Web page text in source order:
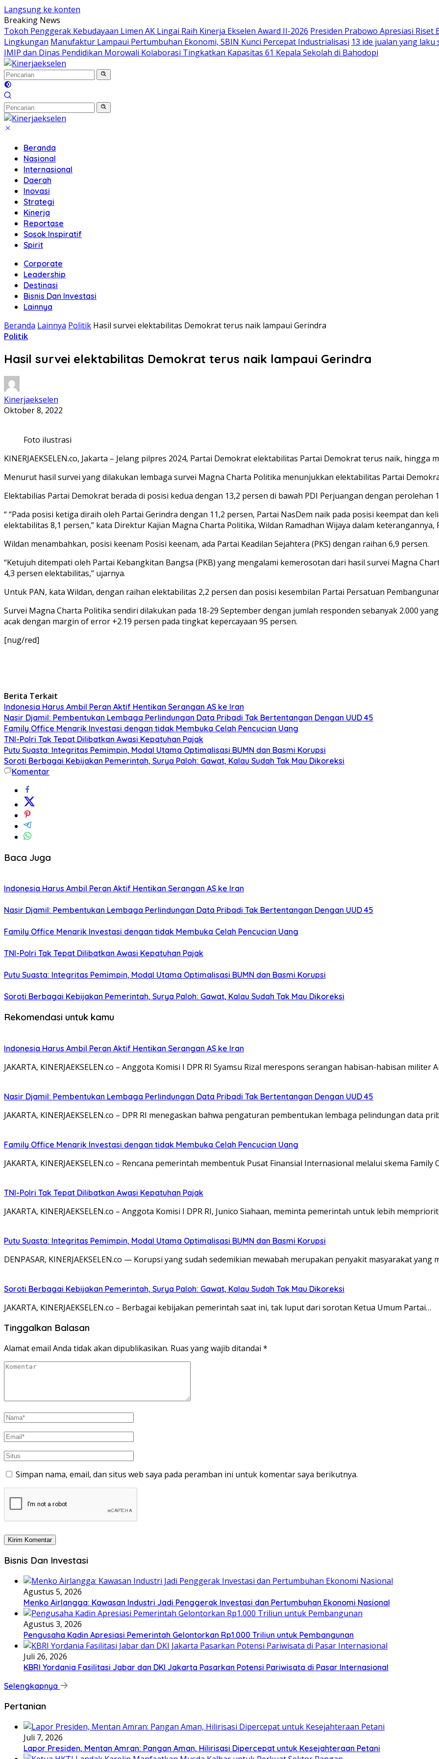
Langsung ke konten
Breaking News
Tokoh Penggerak Kebudayaan Limen AK Lingai Raih Kinerja Ekselen Award II-2026 Presiden Prabowo Apresiasi Riset
Lingkungan Manufaktur Lampaui Pertumbuhan Ekonomi, SBIN Kunci Percepat Industrialisasi 13 ide jualan yang
IMIP dan Dinas Pendidikan Morowali Kolaborasi Tingkatkan Kapasitas 61 Kepala Sekolah di Bahodopi
Beranda
Nasional
Internasional
Daerah
Inovasi
Strategi
Kinerja
Reportase
Sosok Inspiratif
Spirit
Corporate
Leadership
Destinasi
Bisnis Dan Investasi
Lainnya
Beranda Lainnya Politik Hasil survei elektabilitas Demokrat terus naik lampaui Gerindra
Politik
Hasil survei elektabilitas Demokrat terus naik lampaui Gerindra
Kinerjaekselen
Oktober 8, 2022
Foto ilustrasi
KINERJAEKSELEN.co, Jakarta – Jelang pilpres 2024, Partai Demokrat elektabilitas Partai Demokrat terus naik, hingga
Menurut hasil survei yang dilakukan lembaga survei Magna Charta Politika menunjukkan elektabilitas Partai
Elektabilias Partai Demokrat berada di posisi kedua dengan 13,2 persen di bawah PDI Perjuangan dengan perolehan
“ “Pada posisi ketiga diraih oleh Partai Gerindra dengan 11,2 persen, Partai NasDem naik pada posisi keempat dan
elektabilitas 8,1 persen,” kata Direktur Kajian Magna Charta Politika, Wildan Ramadhan Wijaya dalam keterangannya,
Wildan menambahkan, posisi keenam Posisi keenam, ada Partai Keadilan Sejahtera (PKS) dengan raihan 6,9 persen.
“Ketujuh ditempati oleh Partai Kebangkitan Bangsa (PKB) yang mengalami kemerosotan dari hasil survei Magna
4,3 persen elektabilitas,” ujarnya.
Untuk PAN, kata Wildan, dengan raihan elektabilitas 2,2 persen dan posisi kesembilan Partai Persatuan
Survei Magna Charta Politika sendiri dilakukan pada 18-29 September dengan jumlah responden sebanyak 2.000
acak dengan margin of error +2.19 persen pada tingkat kepercayaan 95 persen.
[nug/red]
Berita Terkait
Indonesia Harus Ambil Peran Aktif Hentikan Serangan AS ke Iran
Nasir Djamil: Pembentukan Lembaga Perlindungan Data Pribadi Tak Bertentangan Dengan UUD 45
Family Office Menarik Investasi dengan tidak Membuka Celah Pencucian Uang
TNI-Polri Tak Tepat Dilibatkan Awasi Kepatuhan Pajak
Putu Suasta: Integritas Pemimpin, Modal Utama Optimalisasi BUMN dan Basmi Korupsi
Soroti Berbagai Kebijakan Pemerintah, Surya Paloh: Gawat, Kalau Sudah Tak Mau Dikoreksi
Komentar
Baca Juga
Indonesia Harus Ambil Peran Aktif Hentikan Serangan AS ke Iran
Nasir Djamil: Pembentukan Lembaga Perlindungan Data Pribadi Tak Bertentangan Dengan UUD 45
Family Office Menarik Investasi dengan tidak Membuka Celah Pencucian Uang
TNI-Polri Tak Tepat Dilibatkan Awasi Kepatuhan Pajak
Putu Suasta: Integritas Pemimpin, Modal Utama Optimalisasi BUMN dan Basmi Korupsi
Soroti Berbagai Kebijakan Pemerintah, Surya Paloh: Gawat, Kalau Sudah Tak Mau Dikoreksi
Rekomendasi untuk kamu
Indonesia Harus Ambil Peran Aktif Hentikan Serangan AS ke Iran
JAKARTA, KINERJAEKSELEN.co – Anggota Komisi I DPR RI Syamsu Rizal merespons serangan habisan-habisan militer
Nasir Djamil: Pembentukan Lembaga Perlindungan Data Pribadi Tak Bertentangan Dengan UUD 45
JAKARTA, KINERJAEKSELEN.co – DPR RI menegaskan bahwa pengaturan pembentukan lembaga pelindungan data
Family Office Menarik Investasi dengan tidak Membuka Celah Pencucian Uang
JAKARTA, KINERJAEKSELEN.co – Rencana pemerintah membentuk Pusat Finansial Internasional melalui skema
TNI-Polri Tak Tepat Dilibatkan Awasi Kepatuhan Pajak
JAKARTA, KINERJAEKSELEN.co – Anggota Komisi I DPR RI, Junico Siahaan, meminta pemerintah untuk lebih
Putu Suasta: Integritas Pemimpin, Modal Utama Optimalisasi BUMN dan Basmi Korupsi
DENPASAR, KINERJAEKSELEN.co — Korupsi yang sudah sedemikian mewabah merupakan penyakit masyarakat
Soroti Berbagai Kebijakan Pemerintah, Surya Paloh: Gawat, Kalau Sudah Tak Mau Dikoreksi
JAKARTA, KINERJAEKSELEN.co – Berbagai kebijakan pemerintah saat ini, tak luput dari sorotan Ketua Umum Partai…
Tinggalkan Balasan
Alamat email Anda tidak akan dipublikasikan. Ruas yang wajib ditandai *
Simpan nama, email, dan situs web saya pada peramban ini untuk komentar saya berikutnya.
Bisnis Dan Investasi
Agustus 5, 2026
Menko Airlangga: Kawasan Industri Jadi Penggerak Investasi dan Pertumbuhan Ekonomi Nasional
Agustus 3, 2026
Pengusaha Kadin Apresiasi Pemerintah Gelontorkan Rp1.000 Triliun untuk Pembangunan
Juli 26, 2026
KBRI Yordania Fasilitasi Jabar dan DKI Jakarta Pasarkan Potensi Pariwisata di Pasar Internasional
Selengkapnya
Pertanian
Juli 7, 2026
Lapor Presiden, Mentan Amran: Pangan Aman, Hilirisasi Dipercepat untuk Kesejahteraan Petani